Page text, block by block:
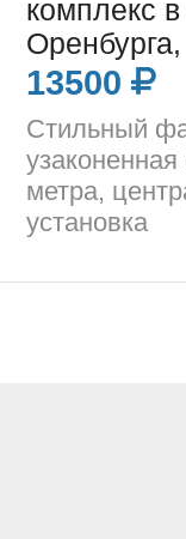
комплекс
Оренбурга,
13500
Стильный
метра,
установка